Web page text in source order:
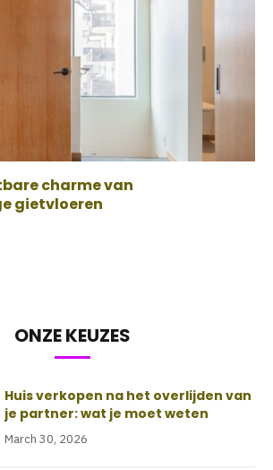
charme van
gietvloeren
ONZE KEUZES
Huis verkopen na het overlijden van
je partner: wat je moet weten
March 30, 2026